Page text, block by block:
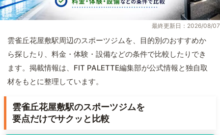
最終更新日：2026/08/07
雲雀丘花屋敷駅周辺のスポーツジムを、目的別のおすすめか
ら探したり、料金・体験・設備などの条件で比較したりでき
ます。掲載情報は、FIT PALETTE編集部が公式情報と独自取
材をもとに整理しています。
雲雀丘花屋敷駅のスポーツジムを
要点だけでサクッと比較